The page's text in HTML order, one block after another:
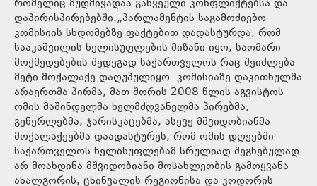
რომელიც მუდმივადაა გახვეული კონფლიქტებსა და
დაპირისპირებებში.„პარლამენტის საგამოძიებო
კომისიის სხდომებზე ფაქტებით დადასტურდა, რომ
სააკაშვილის ხელისუფლების მიზანი იყო, საომარი
მოქმედებების შედეგად საქართველოს რაც შეიძლება
მეტი მოქალაქე დაღუპულიყო. კომისიაზე დაკითხულმა
არაერთმა პირმა, მათ შორის 2008 წლის აგვისტოს
ომის მაშინდელმა ხელმძღვანელმა პირებმა,
გენერლებმა, ჯარისკაცებმა, ასევე მშვიდობიანმა
მოქალაქეებმა დაადასტურეს, რომ ომის დღეებში
საქართველოს ხელისუფლებამ სრულიად შეგნებულად
არ მოახდინა მშვიდობიანი მოსახლეობის გამოყვანა
ახალგორის, ცხინვალის რეგიონისა და კოდორის